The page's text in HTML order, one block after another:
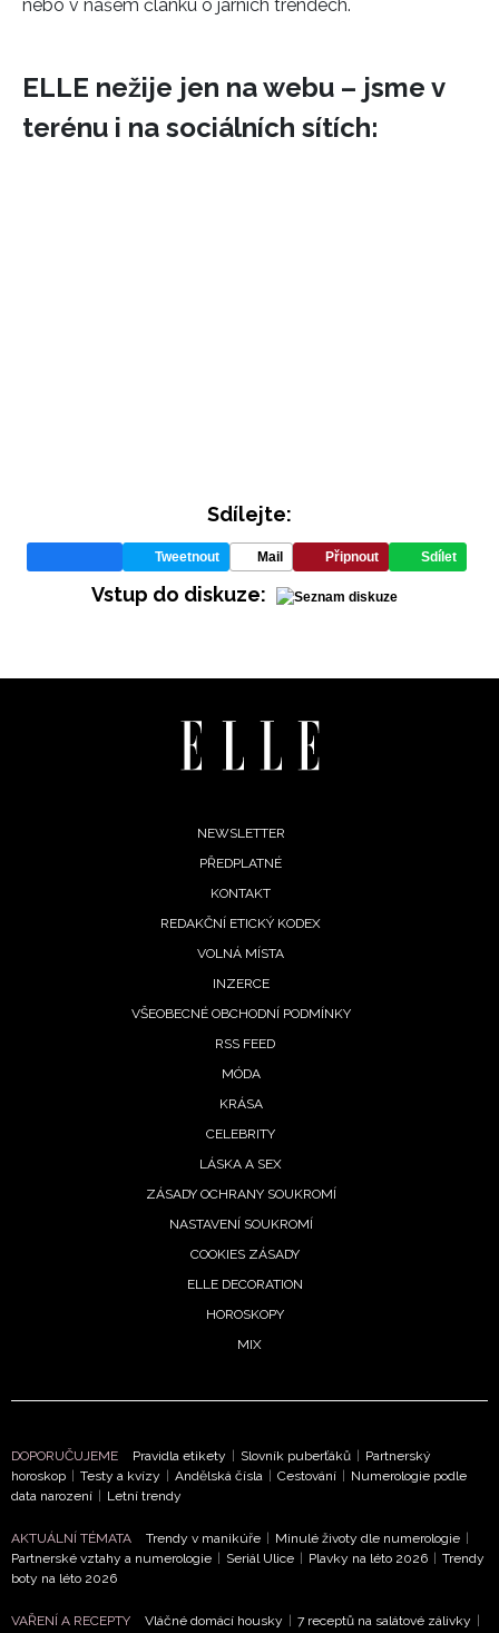
potvrzujete, že jste se seznámili seZásadami
ochrany soukromí
vyhodnocení akce a zasílání novinek.
Chcete navíc dostávat i další zajímavé a exkluzivní
informace od našich partnerů? Pokud souhlasíte se
nebo v našem článku o jarních trendech.
ELLE nežije jen na webu – jsme v
terénu i na sociálních sítích:
Sdílejte:
Tweetnout Mail Připnout Sdílet
Vstup do diskuze:
NEWSLETTER
PŘEDPLATNÉ
KONTAKT
REDAKČNÍ ETICKÝ KODEX
VOLNÁ MÍSTA
INZERCE
VŠEOBECNÉ OBCHODNÍ PODMÍNKY
RSS FEED
MÓDA
KRÁSA
CELEBRITY
LÁSKA A SEX
ZÁSADY OCHRANY SOUKROMÍ
NASTAVENÍ SOUKROMÍ
COOKIES ZÁSADY
ELLE DECORATION
HOROSKOPY
MIX
DOPORUČUJEME Pravidla etikety | Slovník puberťáků | Partnerský
horoskop | Testy a kvízy | Andělská čísla | Cestování | Numerologie podle
data narození | Letní trendy
AKTUÁLNÍ TÉMATA Trendy v manikúře | Minulé životy dle numerologie |
Partnerské vztahy a numerologie | Seriál Ulice | Plavky na léto 2026 | Trendy
boty na léto 2026
VAŘENÍ A RECEPTY Vláčné domácí housky | 7 receptů na salátové zálivky |